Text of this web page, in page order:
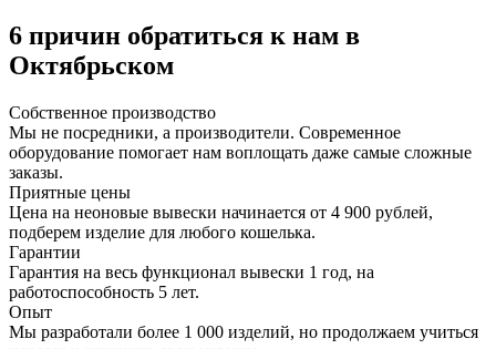
6 причин обратиться к нам в
Октябрьском
Собственное производство
Мы не посредники, а производители. Современное
оборудование помогает нам воплощать даже самые сложные
заказы.
Приятные цены
Цена на неоновые вывески начинается от 4 900 рублей,
подберем изделие для любого кошелька.
Гарантии
Гарантия на весь функционал вывески 1 год, на
работоспособность 5 лет.
Опыт
Мы разработали более 1 000 изделий, но продолжаем учиться